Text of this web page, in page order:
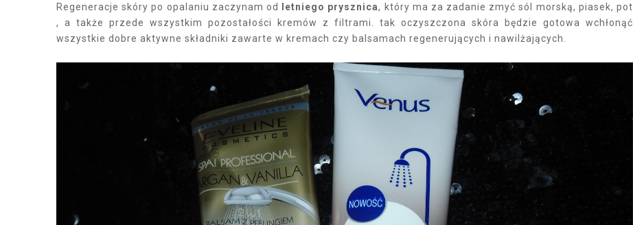
Regeneracje skóry po opalaniu zaczynam od letniego prysznica, który ma za zadanie zmyć sól morską, piasek, pot
, a także przede wszystkim pozostałości kremów z filtrami. tak oczyszczona skóra będzie gotowa wchłonąć
wszystkie dobre aktywne składniki zawarte w kremach czy balsamach regenerujących i nawilżających.